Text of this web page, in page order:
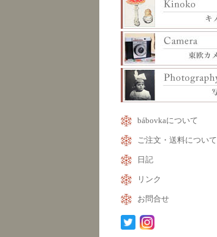
bábovkaについて
ご注文・送料について
日記
リンク
お問合せ